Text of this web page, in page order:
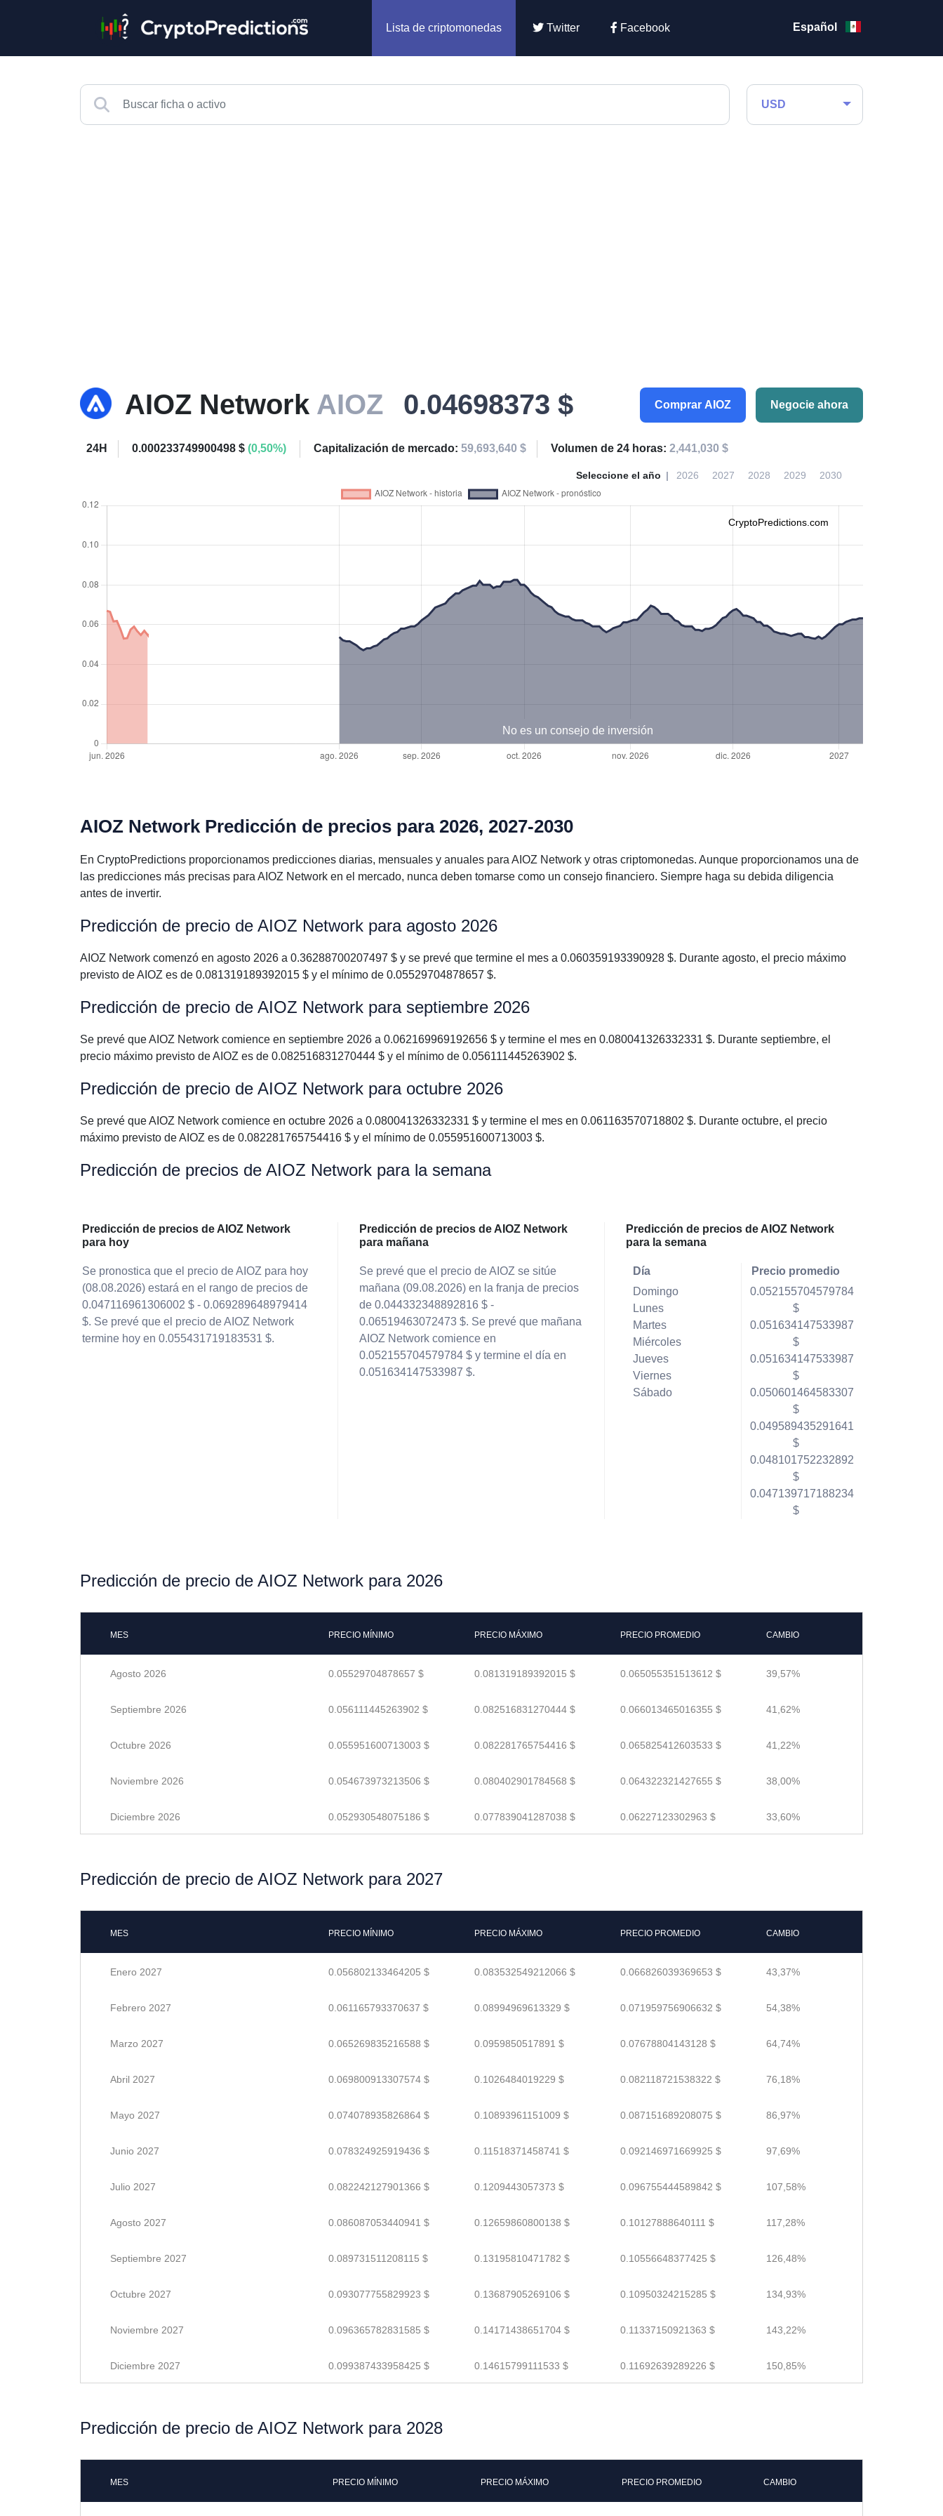
Lista de criptomonedas Twitter Facebook Español
USD
AIOZ Network AIOZ 0.04698373 $ Comprar AIOZ Negocie ahora
24H 0.000233749900498 $ (0,50%) Capitalización de mercado: 59,693,640 $ Volumen de 24 horas: 2,441,030 $
Seleccione el año 2026 2027 2028 2029 2030
CryptoPredictions.com
No es un consejo de inversión
AIOZ Network Predicción de precios para 2026, 2027-2030
En CryptoPredictions proporcionamos predicciones diarias, mensuales y anuales para AIOZ Network y otras criptomonedas. Aunque proporcionamos una de
las predicciones más precisas para AIOZ Network en el mercado, nunca deben tomarse como un consejo financiero. Siempre haga su debida diligencia
antes de invertir.
Predicción de precio de AIOZ Network para agosto 2026
AIOZ Network comenzó en agosto 2026 a 0.36288700207497 $ y se prevé que termine el mes a 0.060359193390928 $. Durante agosto, el precio máximo
previsto de AIOZ es de 0.081319189392015 $ y el mínimo de 0.05529704878657 $.
Predicción de precio de AIOZ Network para septiembre 2026
Se prevé que AIOZ Network comience en septiembre 2026 a 0.062169969192656 $ y termine el mes en 0.080041326332331 $. Durante septiembre, el
precio máximo previsto de AIOZ es de 0.082516831270444 $ y el mínimo de 0.056111445263902 $.
Predicción de precio de AIOZ Network para octubre 2026
Se prevé que AIOZ Network comience en octubre 2026 a 0.080041326332331 $ y termine el mes en 0.061163570718802 $. Durante octubre, el precio
máximo previsto de AIOZ es de 0.082281765754416 $ y el mínimo de 0.055951600713003 $.
Predicción de precios de AIOZ Network para la semana
Predicción de precios de AIOZ Network
para hoy
Se pronostica que el precio de AIOZ para hoy
(08.08.2026) estará en el rango de precios de
0.047116961306002 $ - 0.069289648979414
$. Se prevé que el precio de AIOZ Network
termine hoy en 0.055431719183531 $.
Predicción de precios de AIOZ Network
para mañana
Se prevé que el precio de AIOZ se sitúe
mañana (09.08.2026) en la franja de precios
de 0.044332348892816 $ -
0.06519463072473 $. Se prevé que mañana
AIOZ Network comience en
0.052155704579784 $ y termine el día en
0.051634147533987 $.
Predicción de precios de AIOZ Network
para la semana
Día
Domingo
Lunes
Martes
Miércoles
Jueves
Viernes
Sábado
Precio promedio
0.052155704579784
$
0.051634147533987
$
0.051634147533987
$
0.050601464583307
$
0.049589435291641
$
0.048101752232892
$
0.047139717188234
$
Predicción de precio de AIOZ Network para 2026
MES PRECIO MÍNIMO PRECIO MÁXIMO PRECIO PROMEDIO CAMBIO
Agosto 2026 0.05529704878657 $ 0.081319189392015 $ 0.065055351513612 $ 39,57%
Septiembre 2026 0.056111445263902 $ 0.082516831270444 $ 0.066013465016355 $ 41,62%
Octubre 2026 0.055951600713003 $ 0.082281765754416 $ 0.065825412603533 $ 41,22%
Noviembre 2026 0.054673973213506 $ 0.080402901784568 $ 0.064322321427655 $ 38,00%
Diciembre 2026 0.052930548075186 $ 0.077839041287038 $ 0.06227123302963 $ 33,60%
Predicción de precio de AIOZ Network para 2027
MES PRECIO MÍNIMO PRECIO MÁXIMO PRECIO PROMEDIO CAMBIO
Enero 2027 0.056802133464205 $ 0.083532549212066 $ 0.066826039369653 $ 43,37%
Febrero 2027 0.061165793370637 $ 0.08994969613329 $ 0.071959756906632 $ 54,38%
Marzo 2027 0.065269835216588 $ 0.0959850517891 $ 0.07678804143128 $ 64,74%
Abril 2027 0.069800913307574 $ 0.1026484019229 $ 0.082118721538322 $ 76,18%
Mayo 2027 0.074078935826864 $ 0.10893961151009 $ 0.087151689208075 $ 86,97%
Junio 2027 0.078324925919436 $ 0.11518371458741 $ 0.092146971669925 $ 97,69%
Julio 2027 0.082242127901366 $ 0.1209443057373 $ 0.096755444589842 $ 107,58%
Agosto 2027 0.086087053440941 $ 0.12659860800138 $ 0.10127888640111 $ 117,28%
Septiembre 2027 0.089731511208115 $ 0.13195810471782 $ 0.10556648377425 $ 126,48%
Octubre 2027 0.093077755829923 $ 0.13687905269106 $ 0.10950324215285 $ 134,93%
Noviembre 2027 0.096365782831585 $ 0.14171438651704 $ 0.11337150921363 $ 143,22%
Diciembre 2027 0.099387433958425 $ 0.14615799111533 $ 0.11692639289226 $ 150,85%
Predicción de precio de AIOZ Network para 2028
MES PRECIO MÍNIMO PRECIO MÁXIMO PRECIO PROMEDIO CAMBIO